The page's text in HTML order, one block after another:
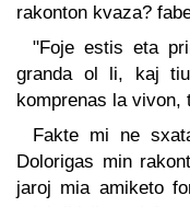
rakonton kvaza?
"Foje estis eta
granda ol li, kaj
komprenas la
Fakte mi ne
Dolorigas min
jaroj mia amiketo